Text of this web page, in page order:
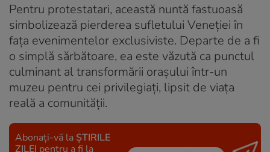
Pentru protestatari, această nuntă fastuoasă
simbolizează pierderea sufletului Veneției în
fața evenimentelor exclusiviste. Departe de a fi
o simplă sărbătoare, ea este văzută ca punctul
culminant al transformării orașului într-un
muzeu pentru cei privilegiați, lipsit de viața
reală a comunității.
Abonați-vă la ȘTIRILE
ZILEI pentru a fi la